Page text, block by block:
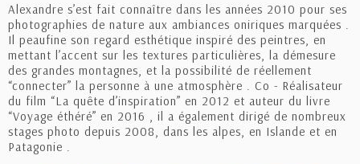
Alexandre s’est fait connaître dans les années 2010 pour ses
photographies de nature aux ambiances oniriques marquées .
Il peaufine son regard esthétique inspiré des peintres, en
mettant l’accent sur les textures particulières, la démesure
des grandes montagnes, et la possibilité de réellement
“connecter” la personne à une atmosphère . Co - Réalisateur
du film “La quête d’inspiration” en 2012 et auteur du livre
“Voyage éthéré” en 2016 , il a également dirigé de nombreux
stages photo depuis 2008, dans les alpes, en Islande et en
Patagonie .